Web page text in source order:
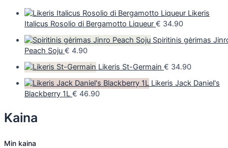
Likeris
Italicus Rosolio di Bergamotto Liqueur € 34.90
Spiritinis gėrimas
Peach Soju € 4.90
Likeris St-Germain € 34.90
Likeris Jack Daniel's
Blackberry 1L € 46.90
Kaina
Min kaina